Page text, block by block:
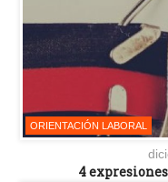
ORIENTACIÓN LABORAL
4